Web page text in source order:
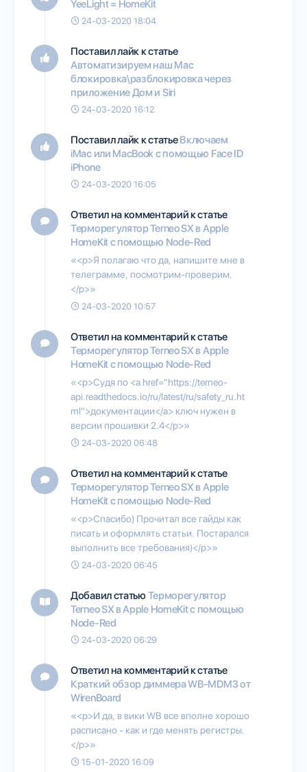
YeeLight = HomeKit
24-03-2020 18:04
Поставил лайк к статье
Автоматизируем наш Mac
блокировка\разблокировка через
приложение Дом и Siri
24-03-2020 16:12
Поставил лайк к статьеВключаем
iMac или MacBook с помощью Face ID
iPhone
24-03-2020 16:05
Ответил на комментарий к статье
Терморегулятор Terneo SX в Apple
HomeKit с помощью Node-Red
«<p>Я полагаю что да, напишите мне в
телеграмме, посмотрим-проверим.
</p>»
24-03-2020 10:57
Ответил на комментарий к статье
Терморегулятор Terneo SX в Apple
HomeKit с помощью Node-Red
«<p>Судя по <a href="https://terneo-
api.readthedocs.io/ru/latest/ru/safety_ru.ht
ml">документации</a> ключ нужен в
версии прошивки 2.4</p>»
24-03-2020 06:48
Ответил на комментарий к статье
Терморегулятор Terneo SX в Apple
HomeKit с помощью Node-Red
«<p>Спасибо) Прочитал все гайды как
писать и оформлять статьи. Постарался
выполнить все требования)</p>»
24-03-2020 06:45
Добавил статьюТерморегулятор
Terneo SX в Apple HomeKit с помощью
Node-Red
24-03-2020 06:29
Ответил на комментарий к статье
Краткий обзор диммера WB-MDM3 от
WirenBoard
«<p>И да, в вики WB все вполне хорошо
расписано - как и где менять регистры.
</p>»
15-01-2020 16:09